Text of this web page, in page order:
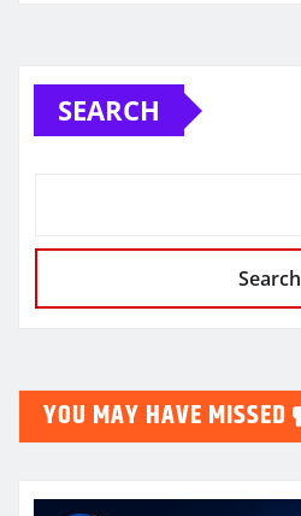
SEARCH
Search
YOU MAY HAVE MISSED